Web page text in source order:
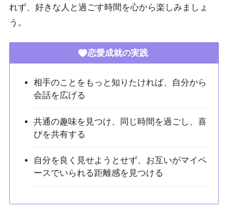
れず、好きな人と過ごす時間を心から楽しみましょ
う。
恋愛成就の実践
相手のことをもっと知りたければ、自分から
会話を広げる
共通の趣味を見つけ、同じ時間を過ごし、喜
びを共有する
自分を良く見せようとせず、お互いがマイペ
ースでいられる距離感を見つける